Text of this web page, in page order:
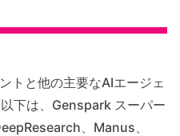
トと他の主要なAIエージェ
下は、Genspark スーパー
、Manus、